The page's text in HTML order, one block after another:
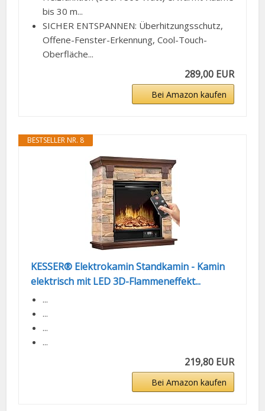
bis 30 m...
SICHER ENTSPANNEN: Überhitzungsschutz,
Offene-Fenster-Erkennung, Cool-Touch-
Oberfläche...
289,00 EUR
Bei Amazon kaufen
BESTSELLER NR. 8
KESSER® Elektrokamin Standkamin - Kamin
elektrisch mit LED 3D-Flammeneffekt...
...
...
...
...
219,80 EUR
Bei Amazon kaufen